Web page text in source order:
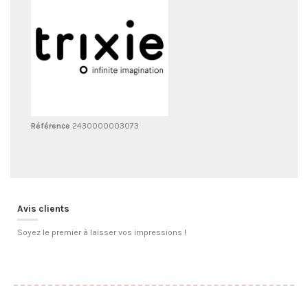
Référence 2430000003073
Avis clients
Soyez le premier à laisser vos impressions !